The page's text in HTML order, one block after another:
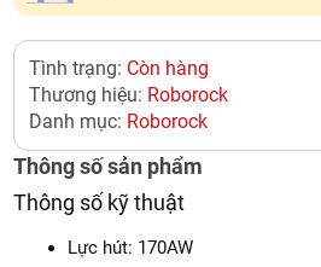
Tình trạng: Còn hàng
Thương hiệu: Roborock
Danh mục: Roborock
Thông số sản phẩm
Thông số kỹ thuật
Lực hút: 170AW